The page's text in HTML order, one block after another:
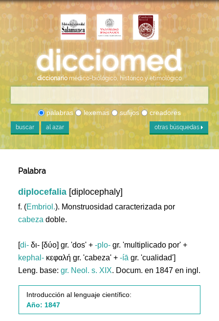
diccionario médico-biológico, histórico y etimológico
palabras lexemas sufijos creadores
buscar al azar otras búsquedas
Palabra
diplocefalia [diplocephaly]
f. (Embriol.). Monstruosidad caracterizada por
cabeza doble.
[di- δι- [δύο] gr. 'dos' +-plo- gr. 'multiplicado por' +
kephal- κεφαλή gr. 'cabeza' +-íā gr. 'cualidad']
Leng. base:gr. Neol. s. XIX. Docum. en 1847 en ingl.
Introducción al lenguaje científico:
Año: 1847